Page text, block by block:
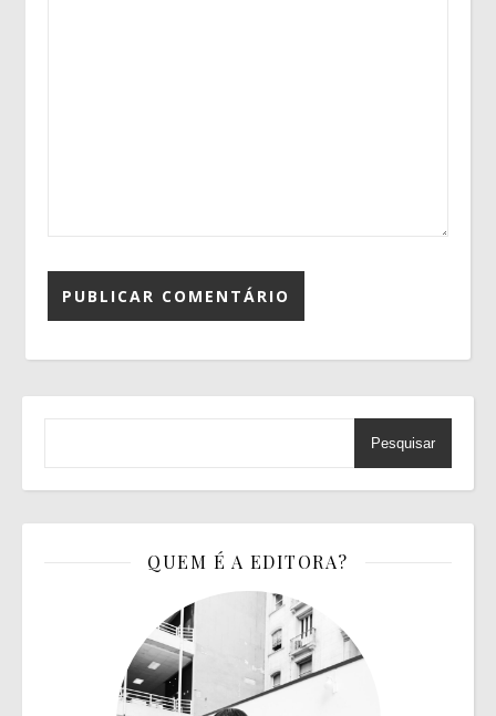
Pesquisar
QUEM É A EDITORA?